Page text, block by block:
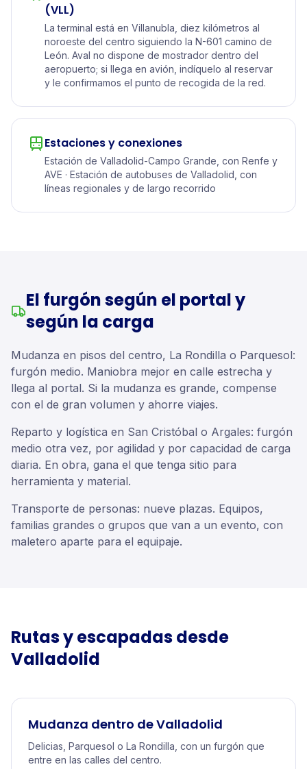
(VLL)
La terminal está en Villanubla, diez kilómetros al
noroeste del centro siguiendo la N-601 camino de
León. Aval no dispone de mostrador dentro del
aeropuerto; si llega en avión, indíquelo al reservar
y le confirmamos el punto de recogida de la red.
Estaciones y conexiones
Estación de Valladolid-Campo Grande, con Renfe y
AVE · Estación de autobuses de Valladolid, con
líneas regionales y de largo recorrido
El furgón según el portal y
según la carga
Mudanza en pisos del centro, La Rondilla o Parquesol:
furgón medio. Maniobra mejor en calle estrecha y
llega al portal. Si la mudanza es grande, compense
con el de gran volumen y ahorre viajes.
Reparto y logística en San Cristóbal o Argales: furgón
medio otra vez, por agilidad y por capacidad de carga
diaria. En obra, gana el que tenga sitio para
herramienta y material.
Transporte de personas: nueve plazas. Equipos,
familias grandes o grupos que van a un evento, con
maletero aparte para el equipaje.
Rutas y escapadas desde
Valladolid
Mudanza dentro de Valladolid
Delicias, Parquesol o La Rondilla, con un furgón que
entre en las calles del centro.